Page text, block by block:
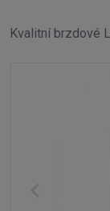
Kvalitní brzdové